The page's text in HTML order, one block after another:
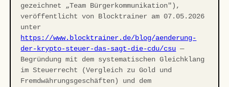
gezeichnet „Team Bürgerkommunikation"),
veröffentlicht von Blocktrainer am 07.05.2026
unter
https://www.blocktrainer.de/blog/aenderung-
der-krypto-steuer-das-sagt-die-cdu/csu —
Begründung mit dem systematischen Gleichklang
im Steuerrecht (Vergleich zu Gold und
Fremdwährungsgeschäften) und dem